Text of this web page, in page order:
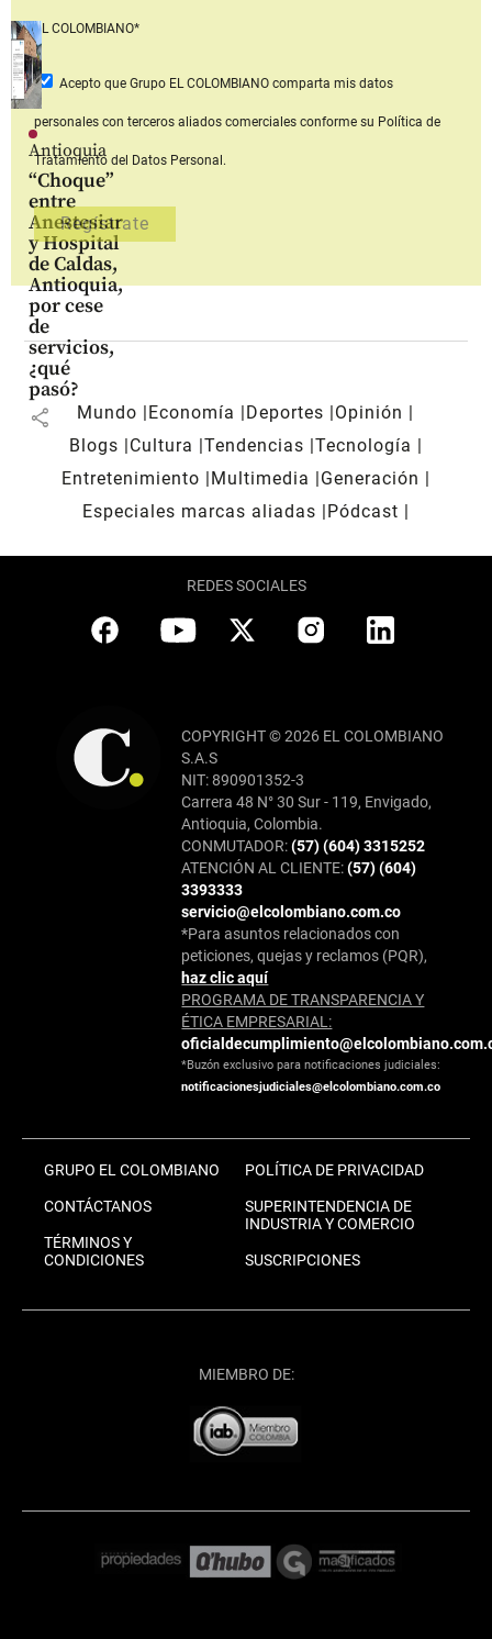
Antioquia
“Choque”
entre
Anestesiar
y Hospital
de Caldas,
Antioquia,
por cese
de
servicios,
¿qué
pasó?
share
EL COLOMBIANO*
Acepto que Grupo EL COLOMBIANOcomparta mis datos
personales con terceros aliados comerciales conforme su Política de
Tratamiento del Datos Personal.
Mundo Economía Deportes
Opinión
Blogs
Cultura Tendencias Tecnología
Entretenimiento
Multimedia
Generación
Especiales marcas aliadas
Pódcast
REDES SOCIALES
COPYRIGHT © 2026 EL COLOMBIANO
S.A.S
NIT: 890901352-3
Carrera 48 N° 30 Sur - 119, Envigado,
Antioquia, Colombia.
CONMUTADOR:(57) (604) 3315252
ATENCIÓN AL CLIENTE:(57) (604)
3393333
servicio@elcolombiano.com.co
*Para asuntos relacionados con
peticiones, quejas y reclamos (PQR),
haz clic aquí
PROGRAMA DE TRANSPARENCIA Y
ÉTICA EMPRESARIAL:
*Buzón exclusivo para notificaciones judiciales:
notificacionesjudiciales@elcolombiano.com.co
GRUPO EL COLOMBIANO
CONTÁCTANOS
TÉRMINOS Y
CONDICIONES
POLÍTICA DE PRIVACIDAD
SUPERINTENDENCIA DE
INDUSTRIA Y COMERCIO
SUSCRIPCIONES
MIEMBRO DE: